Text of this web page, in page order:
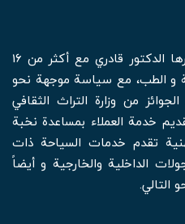
مجموعة زيوار للسياحة التي يديرها الدكتور قادري مع أكثر من 16
و الطب، مع سياسة موجهة نحو
من وزارة التراث الثقافي
خدمة العملاء بمساعدة نخبة
تقدم خدمات السياحة ذات
الداخلية والخارجية و أيضاً
التالي.